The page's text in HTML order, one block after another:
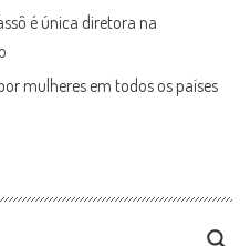
é única diretora na
mulheres em todos os países